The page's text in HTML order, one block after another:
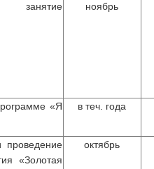
занятие
ноябрь
«Я
в теч. года
проведение
«Золотая
октябрь